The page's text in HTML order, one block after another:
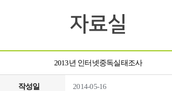
자료실
2013년 인터넷중독실태조사
작성일 2014-05-16